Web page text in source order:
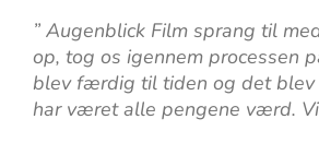
” Augenblick Film sprang til
op, tog os igennem processen
blev færdig til tiden og det blev
har været alle pengene værd.